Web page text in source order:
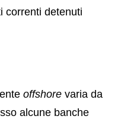
correnti detenuti
offshore varia da
alcune banche